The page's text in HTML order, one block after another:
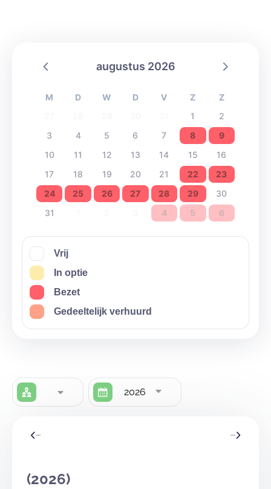
augustus 2026
M D W D V Z
Z
1
2
3
4 5 6 7 8
9
10
11 12 13 14 15
16
17
18 19 20 21 22
23
24
25 26 27 28 29
30
31
4 5 6
Vrij
In optie
Bezet
Gedeeltelijk verhuurd
2026
(2026)